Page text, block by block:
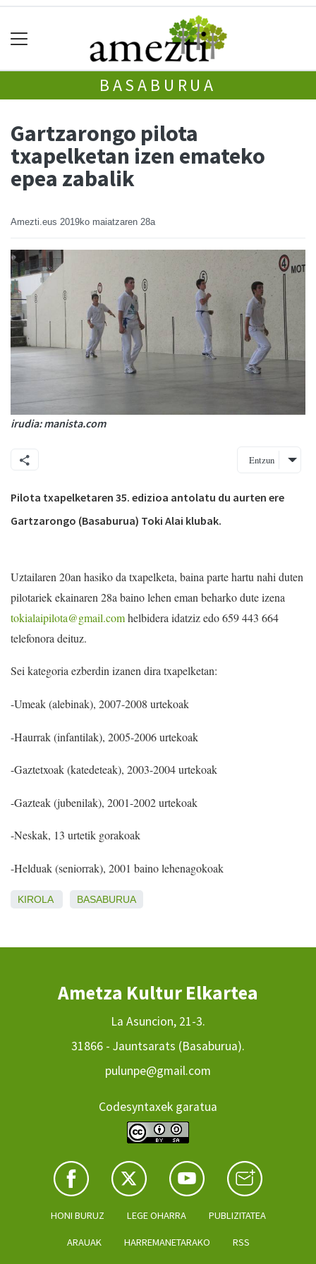
BASABURUA
Gartzarongo pilota
txapelketan izen emateko
epea zabalik
Amezti.eus 2019ko maiatzaren 28a
irudia: manista.com
Entzun
Pilota txapelketaren 35. edizioa antolatu du aurten ere
Gartzarongo (Basaburua) Toki Alai klubak.
Uztailaren 20an hasiko da txapelketa, baina parte hartu nahi duten
pilotariek ekainaren 28a baino lehen eman beharko dute izena
tokialaipilota@gmail.comhelbidera idatziz edo 659 443 664
telefonora deituz.
Sei kategoria ezberdin izanen dira txapelketan:
-Umeak (alebinak), 2007-2008 urtekoak
-Haurrak (infantilak), 2005-2006 urtekoak
-Gaztetxoak (katedeteak), 2003-2004 urtekoak
-Gazteak (jubenilak), 2001-2002 urtekoak
-Neskak, 13 urtetik gorakoak
-Helduak (seniorrak), 2001 baino lehenagokoak
KIROLA BASABURUA
Ametza Kultur Elkartea
La Asuncion, 21-3.
31866 - Jauntsarats (Basaburua).
pulunpe@gmail.com
Codesyntaxek garatua
HONI BURUZ LEGE OHARRA PUBLIZITATEA
ARAUAK HARREMANETARAKO RSS